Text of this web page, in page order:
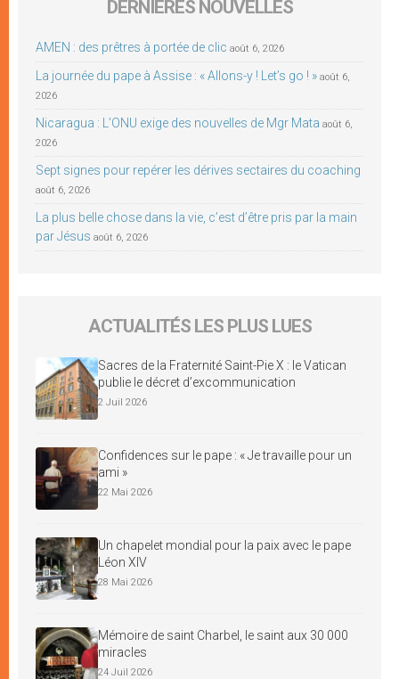
DERNIÈRES NOUVELLES
AMEN : des prêtres à portée de clic août 6, 2026
La journée du pape à Assise : « Allons-y ! Let’s go ! » août 6,
2026
Nicaragua : L’ONU exige des nouvelles de Mgr Mata août 6,
2026
Sept signes pour repérer les dérives sectaires du coaching
août 6, 2026
La plus belle chose dans la vie, c’est d’être pris par la main
par Jésus août 6, 2026
ACTUALITÉS LES PLUS LUES
Sacres de la Fraternité Saint-Pie X : le Vatican
publie le décret d’excommunication
2 Juil 2026
Confidences sur le pape : « Je travaille pour un
ami »
22 Mai 2026
Un chapelet mondial pour la paix avec le pape
Léon XIV
28 Mai 2026
Mémoire de saint Charbel, le saint aux 30 000
miracles
24 Juil 2026